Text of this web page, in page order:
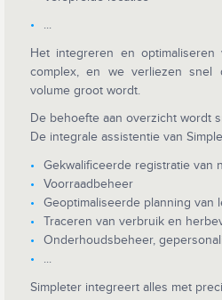
...
Het integreren en
complex, en we verliezen snel
volume groot wordt.
De behoefte aan overzicht wordt
De integrale assistentie van
Gekwalificeerde registratie van
Voorraadbeheer
Geoptimaliseerde planning van
Traceren van verbruik en
Onderhoudsbeheer,
...
Simpleter integreert alles met